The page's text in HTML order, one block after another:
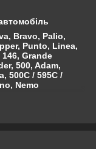
Bravo, Palio,
Punto, Linea,
146, Grande
500, Adam,
500C / 595C /
Nemo